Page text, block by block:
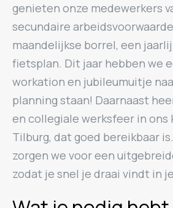
genieten onze medewerkers
secundaire
maandelijkse borrel, een
fietsplan. Dit jaar hebben we
workation en jubileumuitje
planning staan! Daarnaast
en collegiale werksfeer in ons
Tilburg, dat goed bereikbaar
zorgen we voor een
zodat je snel je draai vindt in